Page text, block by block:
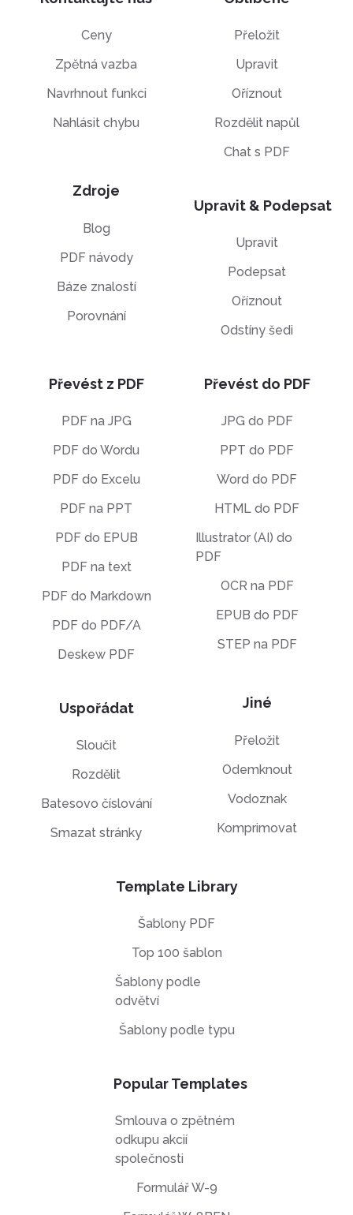
Ceny
Zpětná vazba
Navrhnout funkci
Nahlásit chybu
Zdroje
Blog
PDF návody
Báze znalostí
Porovnání
Přeložit
Upravit
Oříznout
Rozdělit napůl
Chat s PDF
Upravit & Podepsat
Upravit
Podepsat
Oříznout
Odstíny šedi
Převést z PDF
PDF na JPG
PDF do Wordu
PDF do Excelu
PDF na PPT
PDF do EPUB
PDF na text
PDF do Markdown
PDF do PDF/A
Deskew PDF
Uspořádat
Sloučit
Rozdělit
Batesovo číslování
Smazat stránky
Převést do PDF
JPG do PDF
PPT do PDF
Word do PDF
HTML do PDF
Illustrator (AI) do
PDF
OCR na PDF
EPUB do PDF
STEP na PDF
Jiné
Přeložit
Odemknout
Vodoznak
Komprimovat
Template Library
Šablony PDF
Top 100 šablon
Šablony podle
odvětví
Šablony podle typu
Popular Templates
Smlouva o zpětném
odkupu akcií
společnosti
Formulář W-9